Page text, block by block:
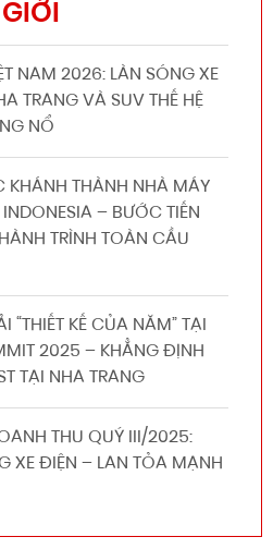
NAM 2026: LÀN SÓNG XE
TRANG VÀ SUV THẾ HỆ
NỔ
KHÁNH THÀNH NHÀ MÁY
– BƯỚC TIẾN
TRÌNH TOÀN CẦU
“THIẾT KẾ CỦA NĂM” TẠI
2025 – KHẲNG ĐỊNH
TẠI NHA TRANG
THU QUÝ III/2025:
XE ĐIỆN – LAN TỎA MẠNH